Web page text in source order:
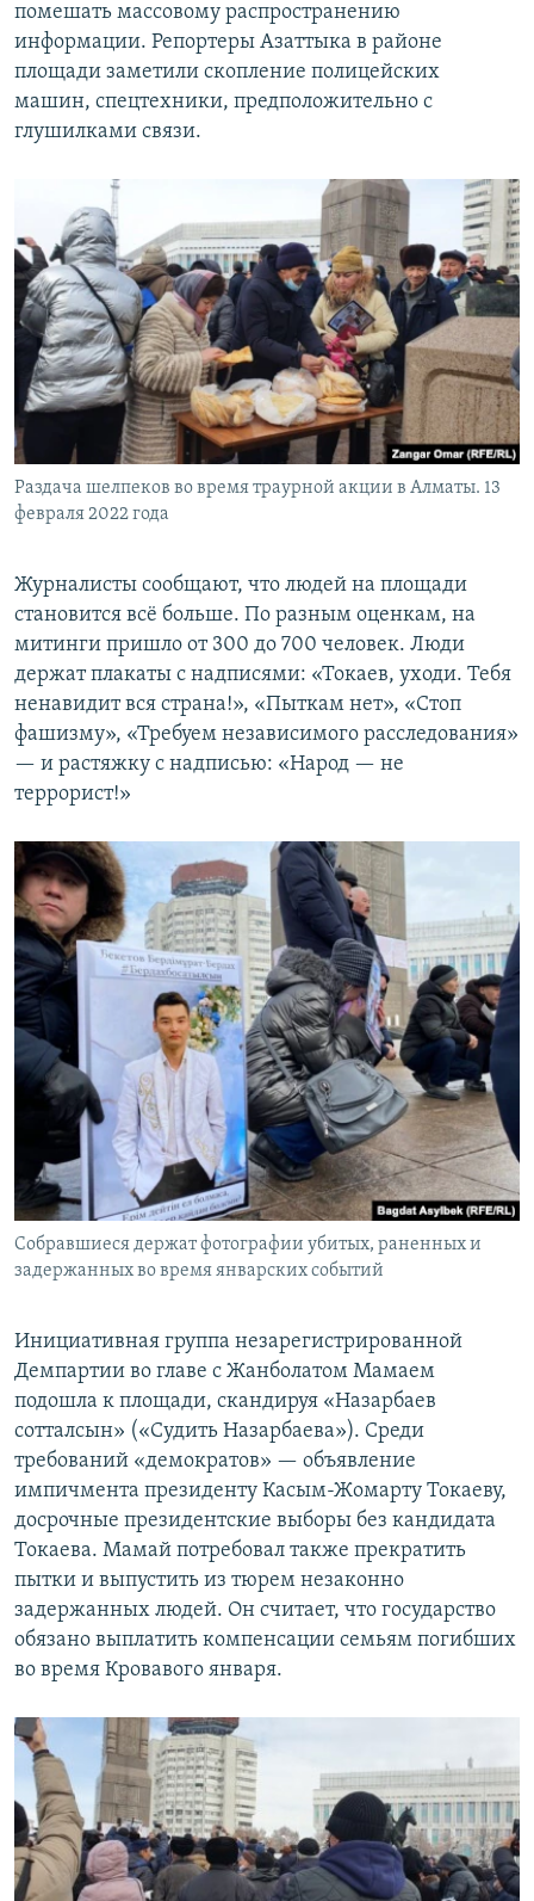
помешать массовому распространению
информации. Репортеры Азаттыка в районе
площади заметили скопление полицейских
машин, спецтехники, предположительно с
глушилками связи.
Раздача шелпеков во время траурной акции в Алматы. 13
февраля 2022 года
Журналисты сообщают, что людей на площади
становится всё больше. По разным оценкам, на
митинги пришло от 300 до 700 человек. Люди
держат плакаты с надписями: «Токаев, уходи. Тебя
ненавидит вся страна!», «Пыткам нет», «Стоп
фашизму», «Требуем независимого расследования»
— и растяжку с надписью: «Народ — не
террорист!»
Собравшиеся держат фотографии убитых, раненных и
задержанных во время январских событий
Инициативная группа незарегистрированной
Демпартии во главе с Жанболатом Мамаем
подошла к площади, скандируя «Назарбаев
сотталсын» («Судить Назарбаева»). Среди
требований «демократов» — объявление
импичмента президенту Касым-Жомарту Токаеву,
досрочные президентские выборы без кандидата
Токаева. Мамай потребовал также прекратить
пытки и выпустить из тюрем незаконно
задержанных людей. Он считает, что государство
обязано выплатить компенсации семьям погибших
во время Кровавого января.